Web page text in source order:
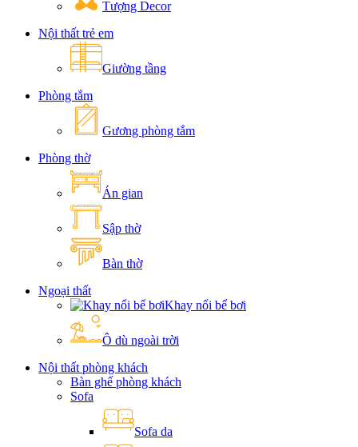
Tượng Decor
Nội thất trẻ em
Giường tầng
Phòng tắm
Gương phòng tắm
Phòng thờ
Án gian
Sập thờ
Bàn thờ
Ngoại thất
Khay nổi bể bơi
Ô dù ngoài trời
Nội thất phòng khách
Bàn ghế phòng khách
Sofa
Sofa da